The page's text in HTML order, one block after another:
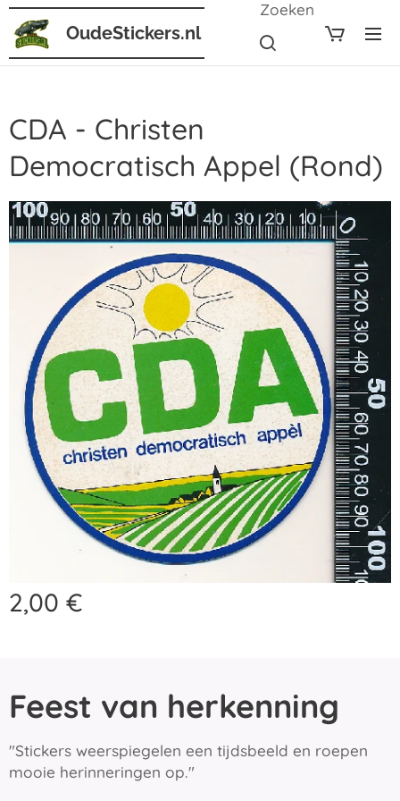
OudeStickers.nl
Zoeken
CDA - Christen
Democratisch Appel (Rond)
2,00 €
Feest van herkenning
"Stickers weerspiegelen een tijdsbeeld en roepen
mooie herinneringen op."